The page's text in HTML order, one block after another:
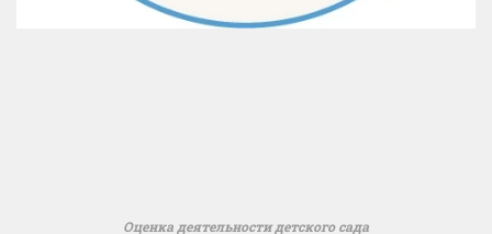
Оценка деятельности детского сада